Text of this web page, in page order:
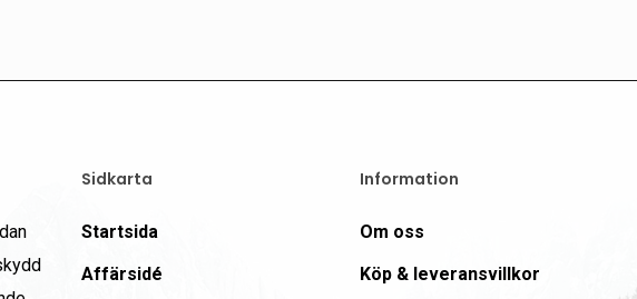
Sidkarta
Startsida
Affärsidé
Information
Om oss
Köp & leveransvillkor